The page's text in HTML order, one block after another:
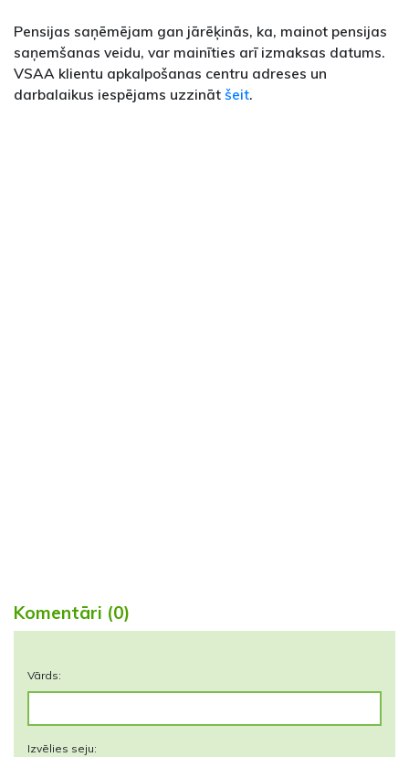
Pensijas saņēmējam gan jārēķinās, ka, mainot pensijas
saņemšanas veidu, var mainīties arī izmaksas datums.
VSAA klientu apkalpošanas centru adreses un
darbalaikus iespējams uzzināt šeit.
Komentāri (0)
Vārds:
Izvēlies seju: